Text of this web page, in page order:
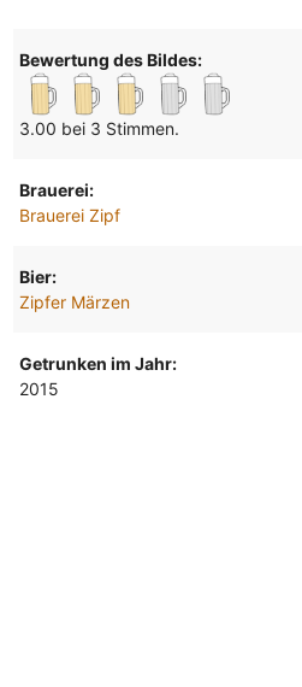
Bewertung des Bildes:
3.00 bei 3 Stimmen.
Brauerei:
Brauerei Zipf
Bier:
Zipfer Märzen
Getrunken im Jahr:
2015